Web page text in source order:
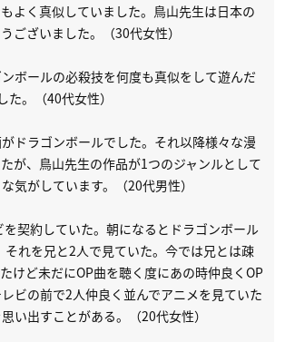
よく真似していました。鳥山先生は日本の
ございました。（30代女性）
ボールの必殺技を何度も真似をして遊んだ
。（40代女性）
ドラゴンボールでした。それ以降様々な漫
が、鳥山先生の作品が1つのジャンルとして
気がしています。（20代男性）
を契約していた。朝になるとドラゴンボール
それを兄と2人で見ていた。今では兄とは疎
けど未だにOP曲を聴く度にあの時仲良くOP
ビの前で2人仲良く並んでアニメを見ていた
い出すことがある。（20代女性）